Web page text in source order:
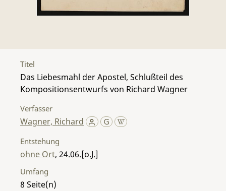
Titel
Das Liebesmahl der Apostel, Schlußteil des
Kompositionsentwurfs von Richard Wagner
Verfasser
Wagner, Richard
Entstehung
ohne Ort, 24.06.[o.J.]
Umfang
8